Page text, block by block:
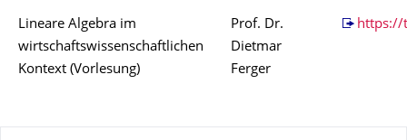
Lineare Algebra im
wirtschaftswissenschaftlichen
Kontext (Vorlesung)
Prof. Dr.
Dietmar
Ferger
https://